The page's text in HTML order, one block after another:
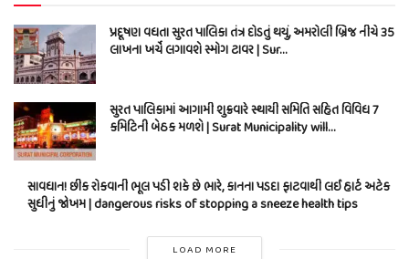
પ્રદૂષણ વધતા સુરત પાલિકા તંત્ર દોડતું થયું, અમરોલી બ્રિજ નીચે 35
લાખના ખર્ચે લગાવશે સ્મોગ ટાવર | Sur…
સુરત પાલિકામાં આગામી શુક્રવારે સ્થાયી સમિતિ સહિત વિવિધ 7
કમિટિની બેઠક મળશે | Surat Municipality will…
સાવધાન! છીંક રોકવાની ભૂલ પડી શકે છે ભારે, કાનના પડદા ફાટવાથી લઈ હાર્ટ અટેક
સુધીનું જોખમ | dangerous risks of stopping a sneeze health tips
LOAD MORE